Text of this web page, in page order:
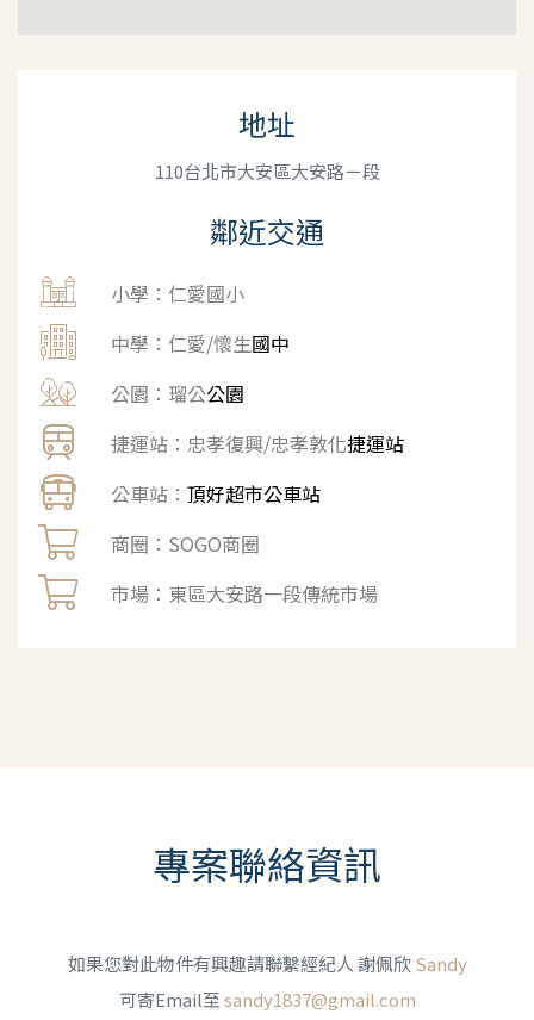
地址
110台北市大安區大安路ㄧ段
鄰近交通
小學：仁愛國小
中學：仁愛/懷生國中
公園：瑠公公園
捷運站：忠孝復興/忠孝敦化捷運站
公車站： 頂好超市公車站
商圈：SOGO商圈
市場：東區大安路一段傳統市場
專案聯絡資訊
如果您對此物件有興趣請聯繫經紀人 謝佩欣Sandy
可寄Email至sandy1837@gmail.com